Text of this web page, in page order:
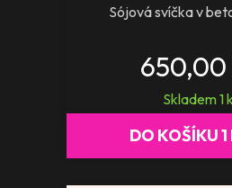
Sójová svíčka v
650,00
Skladem1
DO KOŠÍKU1